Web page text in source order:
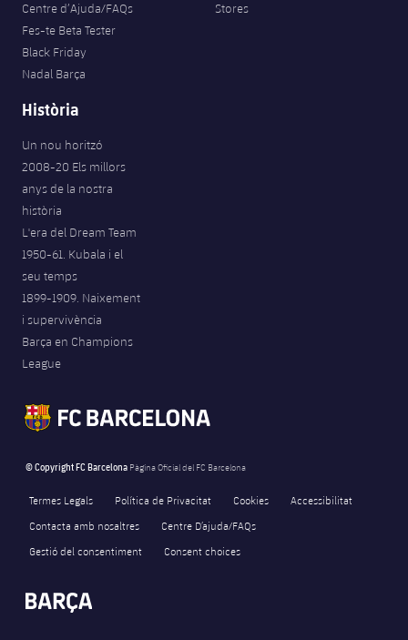
Centre d’Ajuda/FAQs
Fes-te Beta Tester
Black Friday
Nadal Barça
Stores
Història
Un nou horitzó
2008-20 Els millors
anys de la nostra
història
L'era del Dream Team
1950-61. Kubala i el
seu temps
1899-1909. Naixement
i supervivència
Barça en Champions
League
© Copyright FC Barcelona Pàgina Oficial del FC Barcelona
Termes Legals Política de Privacitat Cookies
Accessibilitat
Contacta amb nosaltres
Centre D’ajuda/FAQs
Gestió del consentiment
Consent choices